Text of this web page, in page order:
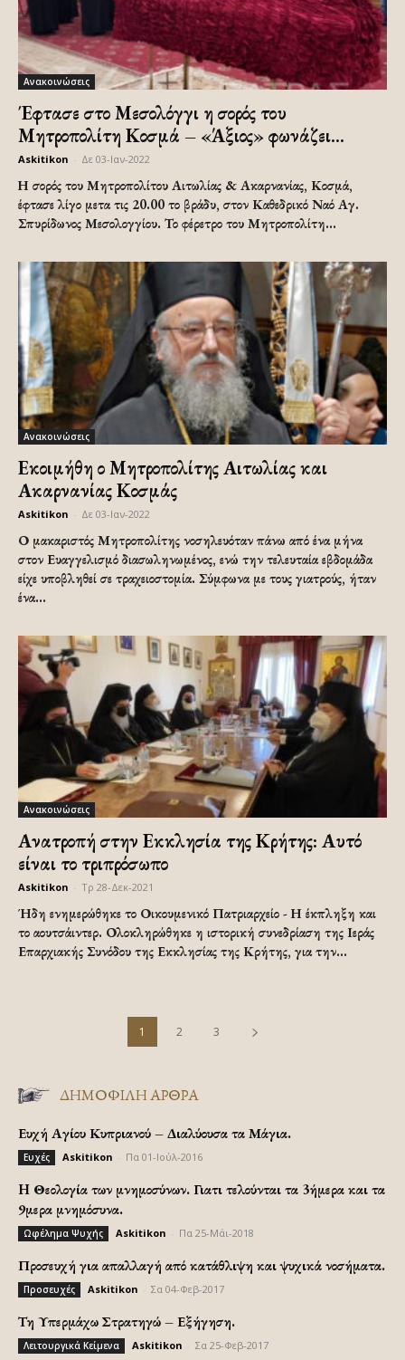
Ανακοινώσεις
Έφτασε στο Μεσολόγγι η σορός του
Μητροπολίτη Κοσμά – «Άξιος» φωνάζει...
Askitikon Δε 03-Ιαν-2022
Η σορός του Μητροπολίτου Αιτωλίας & Ακαρνανίας, Κοσμά,
έφτασε λίγο μετα τις 20.00 το βράδυ, στον Καθεδρικό Ναό Αγ.
Σπυρίδωνος Μεσολογγίου. Το φέρετρο του Μητροπολίτη...
Ανακοινώσεις
Εκοιμήθη ο Μητροπολίτης Αιτωλίας και
Ακαρνανίας Κοσμάς
Askitikon Δε 03-Ιαν-2022
Ο μακαριστός Μητροπολίτης νοσηλευόταν πάνω από ένα μήνα
στον Ευαγγελισμό διασωληνωμένος, ενώ την τελευταία εβδομάδα
είχε υποβληθεί σε τραχειοστομία. Σύμφωνα με τους γιατρούς, ήταν
ένα...
Ανακοινώσεις
Ανατροπή στην Εκκλησία της Κρήτης: Αυτό
είναι το τριπρόσωπο
Askitikon Τρ 28-Δεκ-2021
Ήδη ενημερώθηκε το Οικουμενικό Πατριαρχείο - Η έκπληξη και
το αουτσάιντερ. Ολοκληρώθηκε η ιστορική συνεδρίαση της Ιεράς
Επαρχιακής Συνόδου της Εκκλησίας της Κρήτης, για την...
1 2 3
ΔΗΜΟΦΙΛΗ ΑΡΘΡΑ
Ευχή Αγίου Κυπριανού – Διαλύουσα τα Μάγια.
Ευχές Askitikon Πα 01-Ιούλ-2016
H Θεολογία των μνημοσύνων. Γιατι τελούνται τα 3ήμερα και τα
9μερα μνημόσυνα.
Ωφέλημα Ψυχής Askitikon Πα 25-Μάι-2018
Προσευχή για απαλλαγή από κατάθλιψη και ψυχικά νοσήματα.
Προσευχές Askitikon Σα 04-Φεβ-2017
Τη Υπερμάχω Στρατηγώ – Εξήγηση.
Λειτουργικά Κείμενα Askitikon Σα 25-Φεβ-2017